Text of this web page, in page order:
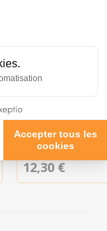
Accepter tous les
cookies
Francodex
12,30 €